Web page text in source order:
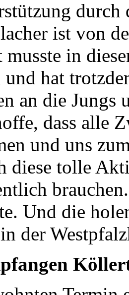
ist von
in
und hat
an die Jungs
dass alle
und uns
diese tolle
Und die
der